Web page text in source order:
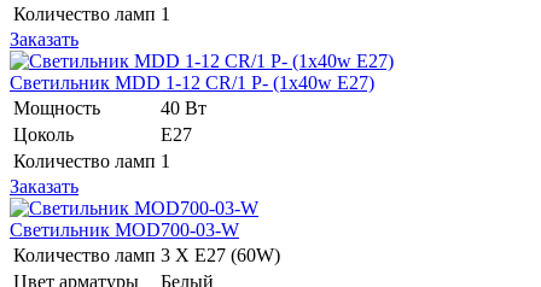
Количество ламп 1
Заказать
Светильник MDD 1-12 CR/1 P- (1x40w E27)
Мощность
40 Вт
Цоколь
Е27
Количество ламп 1
Заказать
Светильник MOD700-03-W
Количество ламп 3 Х E27 (60W)
Цвет арматуры
Белый